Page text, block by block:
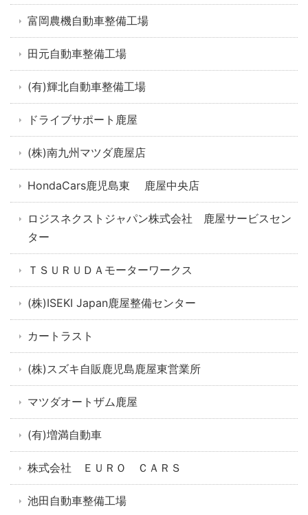
富岡農機自動車整備工場
田元自動車整備工場
(有)輝北自動車整備工場
ドライブサポート鹿屋
(株)南九州マツダ鹿屋店
HondaCars鹿児島東 鹿屋中央店
ロジスネクストジャパン株式会社 鹿屋サービスセン
ター
ＴＳＵＲＵＤＡモーターワークス
(株)ISEKI Japan鹿屋整備センター
カートラスト
(株)スズキ自販鹿児島鹿屋東営業所
マツダオートザム鹿屋
(有)増満自動車
株式会社 ＥＵＲＯ ＣＡＲＳ
池田自動車整備工場